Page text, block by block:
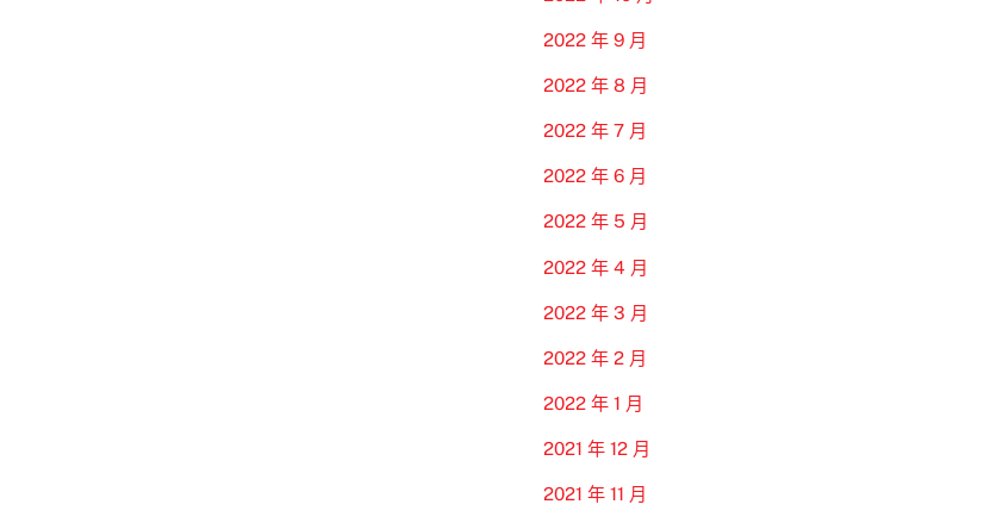
2022 年 9 月
2022 年 8 月
2022 年 7 月
2022 年 6 月
2022 年 5 月
2022 年 4 月
2022 年 3 月
2022 年 2 月
2022 年 1 月
2021 年 12 月
2021 年 11 月